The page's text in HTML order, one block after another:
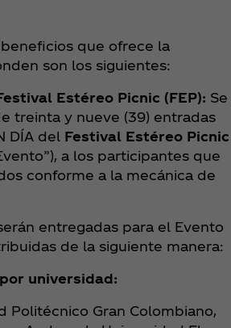
que ofrece la
son los siguientes:
Estéreo Picnic (FEP): Se
treinta y nueve (39) entradas
DÍA del Festival Estéreo Picnic
a los participantes que
conforme a la mecánica de
entregadas para el Evento
de la siguiente manera:
universidad:
Politécnico Gran Colombiano,